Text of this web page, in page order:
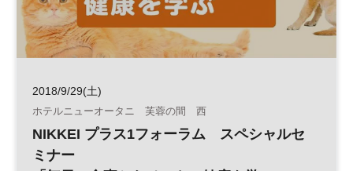
2018/9/29(土)
ホテルニューオータニ 芙蓉の間 西
NIKKEI プラス1フォーラム スペシャルセ
ミナー